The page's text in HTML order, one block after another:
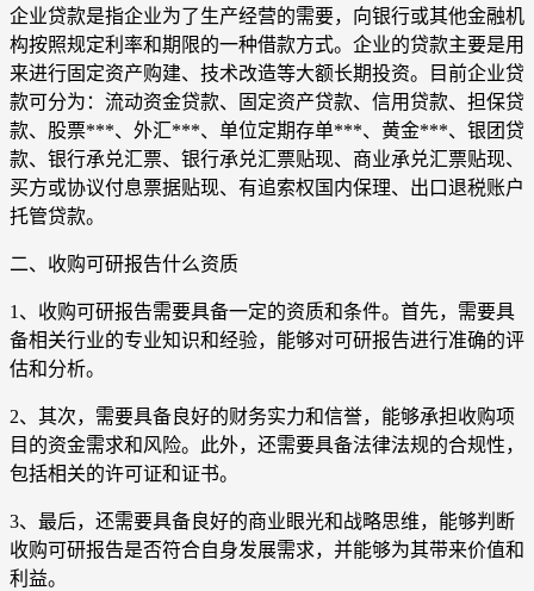
企业贷款是指企业为了生产经营的需要，向银行或其他金融机
构按照规定利率和期限的一种借款方式。企业的贷款主要是用
来进行固定资产购建、技术改造等大额长期投资。目前企业贷
款可分为：流动资金贷款、固定资产贷款、信用贷款、担保贷
款、股票***、外汇***、单位定期存单***、黄金***、银团贷
款、银行承兑汇票、银行承兑汇票贴现、商业承兑汇票贴现、
买方或协议付息票据贴现、有追索权国内保理、出口退税账户
托管贷款。
二、收购可研报告什么资质
1、收购可研报告需要具备一定的资质和条件。首先，需要具
备相关行业的专业知识和经验，能够对可研报告进行准确的评
估和分析。
2、其次，需要具备良好的财务实力和信誉，能够承担收购项
目的资金需求和风险。此外，还需要具备法律法规的合规性，
包括相关的许可证和证书。
3、最后，还需要具备良好的商业眼光和战略思维，能够判断
收购可研报告是否符合自身发展需求，并能够为其带来价值和
利益。